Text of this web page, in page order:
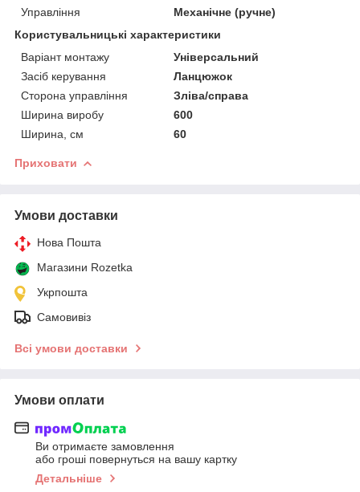
Управління
Механічне (ручне)
Користувальницькі характеристики
Варіант монтажу
Універсальний
Засіб керування
Ланцюжок
Сторона управління
Зліва/справа
Ширина виробу
600
Ширина, см
60
Приховати
Умови доставки
Нова Пошта
Магазини Rozetka
Укрпошта
Самовивіз
Всі умови доставки
Умови оплати
Ви отримаєте замовлення
або гроші повернуться на вашу картку
Детальніше